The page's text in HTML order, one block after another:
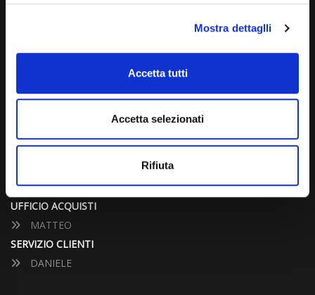
Mostra dettaglli
Accetta tutti
Accetta selezionati
Rifiuta
UFFICIO VENDITE
ALESSANDRO
UFFICIO ACQUISTI
MATTEO
SERVIZIO CLIENTI
DANIELE